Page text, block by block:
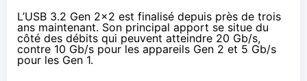
L’USB 3.2 Gen 2×2 est finalisé depuis près de trois
ans maintenant. Son principal apport se situe du
côté des débits qui peuvent atteindre 20 Gb/s,
contre 10 Gb/s pour les appareils Gen 2 et 5 Gb/s
pour les Gen 1.